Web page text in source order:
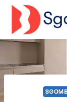
Salta
contenuto